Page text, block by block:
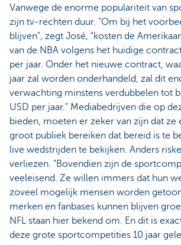
Vanwege de enorme populariteit van
zijn tv-rechten duur. "Om bij het
blijven", zegt José, "kosten de
van de NBA volgens het huidige
per jaar. Onder het nieuwe contract,
jaar zal worden onderhandeld, zal dit
verwachting minstens verdubbelen tot
USD per jaar." Mediabedrijven die op
bieden, moeten er zeker van zijn dat ze
groot publiek bereiken dat bereid is te
live wedstrijden te bekijken. Anders
verliezen. "Bovendien zijn de
veeleisend. Ze willen immers dat hun
zoveel mogelijk mensen worden
merken en fanbases kunnen blijven
NFL staan hier bekend om. En dit is
deze grote sportcompetities 10 jaar